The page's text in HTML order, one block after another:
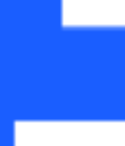
ASSET